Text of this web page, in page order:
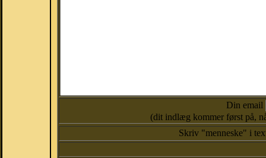
Din email
(dit indlæg kommer først på,
Skriv "menneske" i